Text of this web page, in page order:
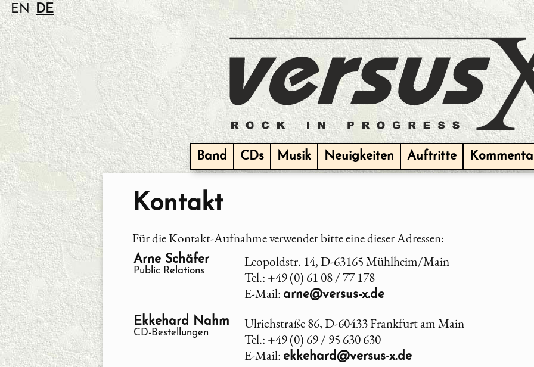
EN DE
Band CDs Musik Neuigkeiten Auftritte
Kontakt
Für die Kontakt-Aufnahme verwendet bitte eine dieser Adressen:
Arne Schäfer
Public Relations
Leopoldstr. 14, D-63165 Mühlheim/Main
Tel.: +49 (0) 61 08 / 77 178
E-Mail: arne@versus-x.de
Ekkehard Nahm
CD-Bestellungen
Ulrichstraße 86, D-60433 Frankfurt am Main
Tel.: +49 (0) 69 / 95 630 630
E-Mail: ekkehard@versus-x.de